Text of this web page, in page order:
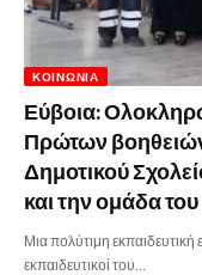
ΚΟΙΝΩΝΊΑ
Εύβοια:
Πρώτων
Δημοτικού
και την ομάδα του
Μια πολύτιμη εκπαιδευτική
εκπαιδευτικοί του…